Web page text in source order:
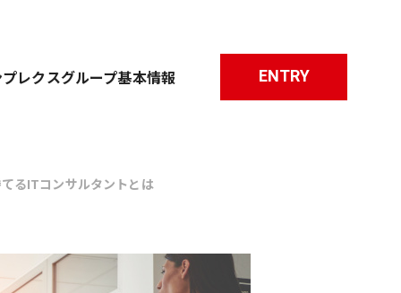
レクスグループ基本情報 ENTRY
るITコンサルタントとは